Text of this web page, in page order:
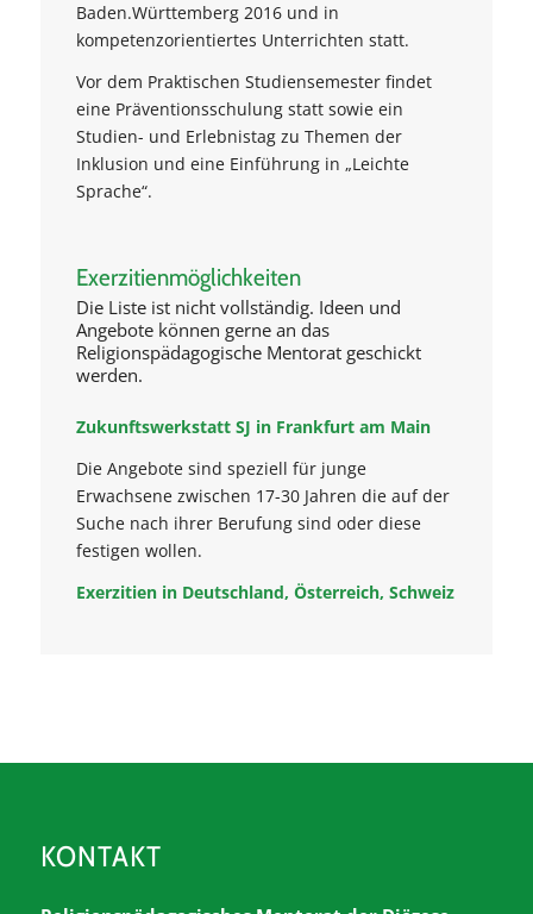
Baden.Württemberg 2016 und in
kompetenzorientiertes Unterrichten statt.
Vor dem Praktischen Studiensemester findet
eine Präventionsschulung statt sowie ein
Studien- und Erlebnistag zu Themen der
Inklusion und eine Einführung in „Leichte
Sprache“.
Exerzitienmöglichkeiten
Die Liste ist nicht vollständig. Ideen und
Angebote können gerne an das
Religionspädagogische Mentorat geschickt
werden.
Zukunftswerkstatt SJ in Frankfurt am Main
Die Angebote sind speziell für junge
Erwachsene zwischen 17-30 Jahren die auf der
Suche nach ihrer Berufung sind oder diese
festigen wollen.
Exerzitien in Deutschland, Österreich, Schweiz
KONTAKT